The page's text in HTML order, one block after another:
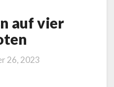
auf
vier
Pfoten
auf vier
26, 2023